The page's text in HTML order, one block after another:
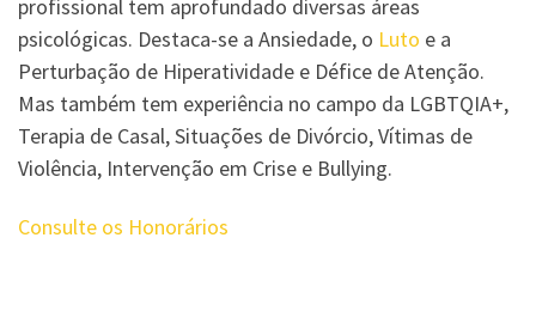
profissional tem aprofundado diversas áreas
psicológicas. Destaca-se a Ansiedade, o Luto e a
Perturbação de Hiperatividade e Défice de Atenção.
Mas também tem experiência no campo da LGBTQIA+,
Terapia de Casal, Situações de Divórcio, Vítimas de
Violência, Intervenção em Crise e Bullying.
Consulte os Honorários